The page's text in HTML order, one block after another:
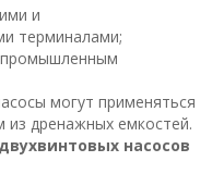
и
терминалами;
промышленным
могут применяться
из дренажных емкостей.
насосов